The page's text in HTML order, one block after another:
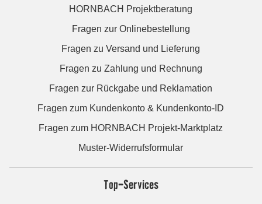
HORNBACH Projektberatung
Fragen zur Onlinebestellung
Fragen zu Versand und Lieferung
Fragen zu Zahlung und Rechnung
Fragen zur Rückgabe und Reklamation
Fragen zum Kundenkonto & Kundenkonto-ID
Fragen zum HORNBACH Projekt-Marktplatz
Muster-Widerrufsformular
Top-Services